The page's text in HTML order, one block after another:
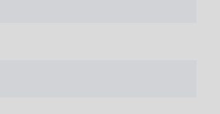
de specificatietabel.